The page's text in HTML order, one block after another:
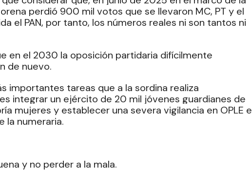
perdió 900 mil votos que se llevaron MC, PT y el
el PAN, por tanto, los números reales ni son tantos ni
en el 2030 la oposición partidaria difícilmente
de nuevo.
importantes tareas que a la sordina realiza
integrar un ejército de 20 mil jóvenes guardianes de
mujeres y establecer una severa vigilancia en OPLE e
la numeraria.
y no perder a la mala.